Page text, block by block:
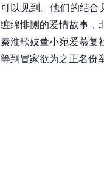
可以见到。他们的结
缠绵悱恻的爱情故事
秦淮歌妓董小宛爱慕复
等到冒家欲为之正名份